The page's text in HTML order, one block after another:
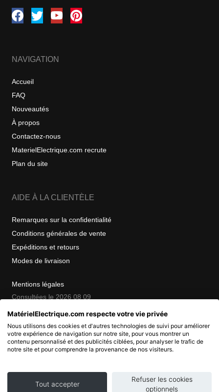
NAVIGATION
Accueil
FAQ
Nouveautés
À propos
Contactez-nous
MaterielElectrique.com recrute
Plan du site
AIDE À LA CLIENTÈLE
Remarques sur la confidentialité
Conditions générales de vente
Expéditions et retours
Modes de livraison
Mentions légales
Consultées le 2026 08 09
COPYRIGHT
© 2007 - 2026 Nimbanet
MatérielElectrique.com respecte votre vie privée
Nous utilisons des cookies et d'autres technologies de suivi pour améliorer
votre expérience de navigation sur notre site, pour vous montrer un
contenu personnalisé et des publicités ciblées, pour analyser le trafic de
notre site et pour comprendre la provenance de nos visiteurs.
Tout accepter
Refuser les cookies
optionnels